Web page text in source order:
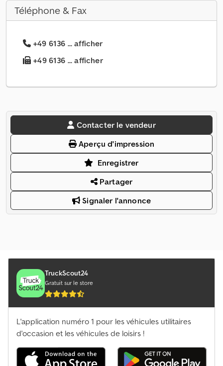
Téléphone & Fax
+49 6136 ... afficher
+49 6136 ... afficher
Contacter le vendeur
Aperçu d'impression
Enregistrer
Partager
Signaler l'annonce
TruckScout24
Gratuit sur le store
L'application numéro 1 pour les véhicules utilitaires
d'occasion et les véhicules de loisirs !